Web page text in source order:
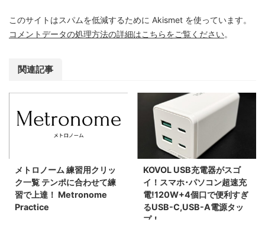
このサイトはスパムを低減するために Akismet を使っています。
コメントデータの処理方法の詳細はこちらをご覧ください。
関連記事
メトロノーム 練習用クリッ
ク一覧 テンポに合わせて練
習で上達！ Metronome
Practice
KOVOL USB充電器がスゴ
イ！スマホ･パソコン超速充
電!120W+4個口で便利すぎ
るUSB-C,USB-A電源タッ
プ！